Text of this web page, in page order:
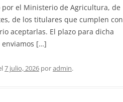
el Ministerio de Agricultura, de
de los titulares que cumplen con
aceptarlas. El plazo para dicha
enviamos […]
7 julio, 2026 poradmin.